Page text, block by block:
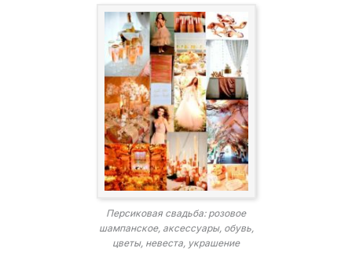
Персиковая свадьба: розовое
шампанское, аксессуары, обувь,
цветы, невеста, украшение